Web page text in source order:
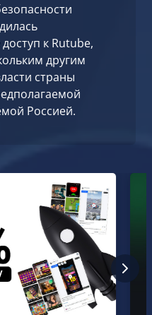
к Rutube,
другим
страны
Россией.